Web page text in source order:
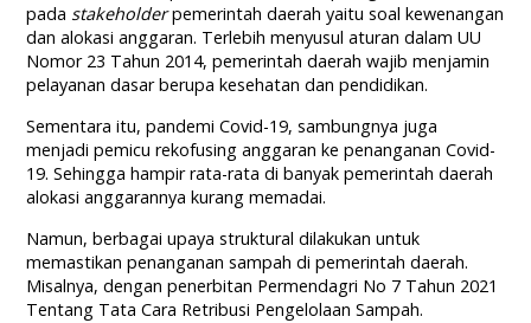
pada stakeholderpemerintah daerah yaitu soal kewenangan
dan alokasi anggaran. Terlebih menyusul aturan dalam UU
Nomor 23 Tahun 2014, pemerintah daerah wajib menjamin
pelayanan dasar berupa kesehatan dan pendidikan.
Sementara itu, pandemi Covid-19, sambungnya juga
menjadi pemicu rekofusing anggaran ke penanganan Covid-
19. Sehingga hampir rata-rata di banyak pemerintah daerah
alokasi anggarannya kurang memadai.
Namun, berbagai upaya struktural dilakukan untuk
memastikan penanganan sampah di pemerintah daerah.
Misalnya, dengan penerbitan Permendagri No 7 Tahun 2021
Tentang Tata Cara Retribusi Pengelolaan Sampah.